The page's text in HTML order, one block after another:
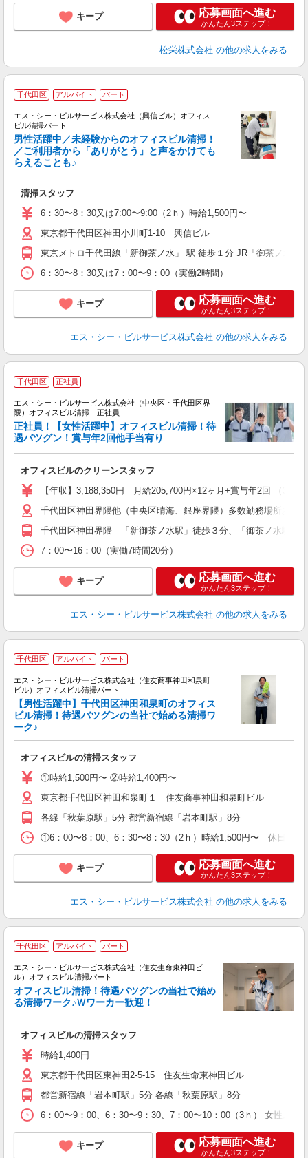
キープ 応募画面へ進む
かんたん3ステップ！
松栄株式会社 の他の求人をみる
千代田区 アルバイト パート
エス・シー・ビルサービス株式会社（興信ビル）オフィス
ビル清掃パート
男性活躍中／未経験からのオフィスビル清掃！
／ご利用者から「ありがとう」と声をかけても
らえることも♪
清掃スタッフ
6：30〜8：30又は7:00〜9:00（2ｈ）時給1,500円〜
東京都千代田区神田小川町1-10 興信ビル
東京メトロ千代田線「新御茶ノ水」 駅 徒歩１分 JR「御茶ノ水
6：30〜8：30又は7：00〜9：00（実働2時間）
キープ 応募画面へ進む
かんたん3ステップ！
エス・シー・ビルサービス株式会社 の他の求人をみる
千代田区 正社員
エス・シー・ビルサービス株式会社（中央区・千代田区界
隈）オフィスビル清掃 正社員
正社員！【女性活躍中】オフィスビル清掃！待
遇バツグン！賞与年2回他手当有り
オフィスビルのクリーンスタッフ
【年収】3,188,350円 月給205,700円×12ヶ月+賞与年2回 （
千代田区神田界隈他（中央区晴海、銀座界隈）多数勤務場所あり
千代田区神田界隈 「新御茶ノ水駅」徒歩３分、「御茶ノ水駅」
7：00〜16：00（実働7時間20分）
キープ 応募画面へ進む
かんたん3ステップ！
エス・シー・ビルサービス株式会社 の他の求人をみる
千代田区 アルバイト パート
エス・シー・ビルサービス株式会社（住友商事神田和泉町
ビル）オフィスビル清掃パート
【男性活躍中】千代田区神田和泉町のオフィス
ビル清掃！待遇バツグンの当社で始める清掃ワ
ーク♪
オフィスビルの清掃スタッフ
①時給1,500円〜 ②時給1,400円〜
東京都千代田区神田和泉町１ 住友商事神田和泉町ビル
各線「秋葉原駅」5分 都営新宿線「岩本町駅」8分
①6：00〜8：00、6：30〜8：30（2ｈ）時給1,500円〜 休日：
キープ 応募画面へ進む
かんたん3ステップ！
エス・シー・ビルサービス株式会社 の他の求人をみる
千代田区 アルバイト パート
エス・シー・ビルサービス株式会社（住友生命東神田ビ
ル）オフィスビル清掃パート
オフィスビル清掃！待遇バツグンの当社で始め
る清掃ワーク♪Ｗワーカー歓迎！
オフィスビルの清掃スタッフ
時給1,400円
東京都千代田区東神田2-5-15 住友生命東神田ビル
都営新宿線「岩本町駅」5分 各線「秋葉原駅」8分
6：00〜9：00、6：30〜9：30、7：00〜10：00（3ｈ） 女性スタ
キープ 応募画面へ進む
かんたん3ステップ！